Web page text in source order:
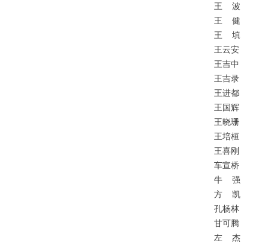
王
波
王
健
王
填
王云安
王吉中
王吉录
王进都
王国辉
王晓珊
王培桓
王喜刚
车宣桥
牛
强
方
凯
孔杨林
甘可腾
左
杰